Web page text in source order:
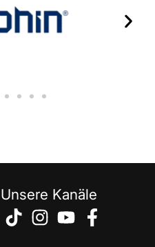
Unsere Kanäle